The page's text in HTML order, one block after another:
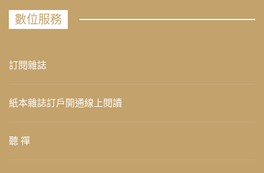
數位服務
訂閱雜誌
紙本雜誌訂戶開通線上閱讀
聽 禪